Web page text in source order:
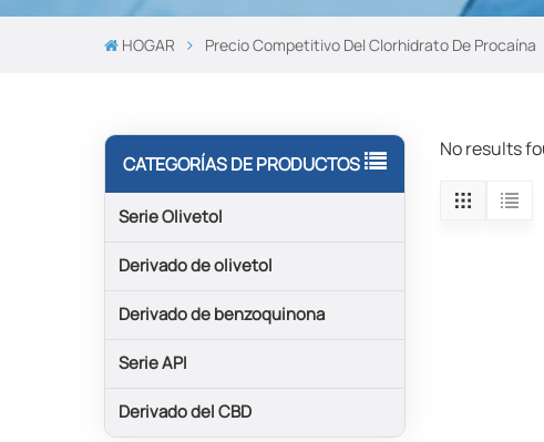
HOGAR Precio Competitivo Del Clorhidrato De Procaína
CATEGORÍAS DE PRODUCTOS
Serie Olivetol
Derivado de olivetol
Derivado de benzoquinona
Serie API
Derivado del CBD
No results